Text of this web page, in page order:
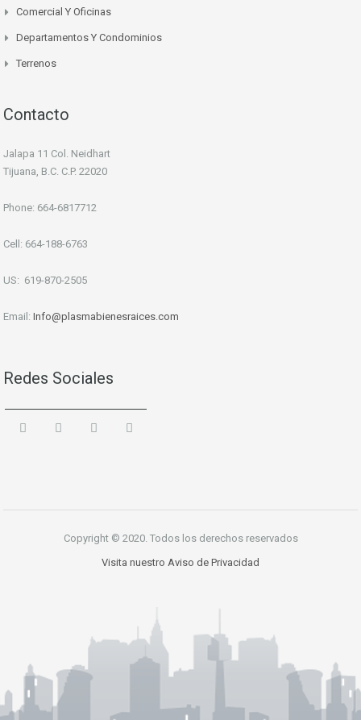
Comercial Y Oficinas
Departamentos Y Condominios
Terrenos
Contacto
Jalapa 11 Col. Neidhart
Tijuana, B.C. C.P. 22020
Phone: 664-6817712
Cell: 664-188-6763
US: 619-870-2505
Email: Info@plasmabienesraices.com
Redes Sociales
Copyright © 2020. Todos los derechos reservados
Visita nuestro Aviso de Privacidad